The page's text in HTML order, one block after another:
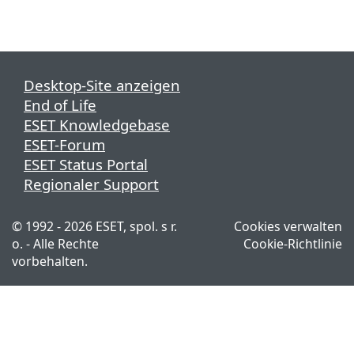
Desktop-Site anzeigen
End of Life
ESET Knowledgebase
ESET-Forum
ESET Status Portal
Regionaler Support
© 1992 - 2026 ESET, spol. s r.
o. - Alle Rechte
vorbehalten.
Cookies verwalten
Cookie-Richtlinie